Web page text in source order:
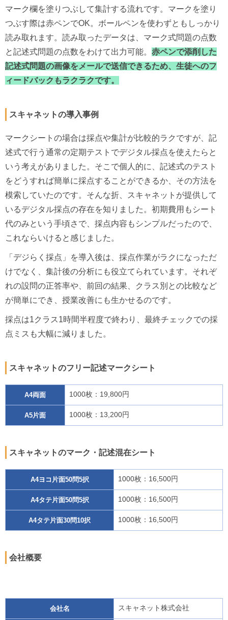
マーク欄を塗りつぶして集計する流れです。マークを塗り
つぶす際は赤ペンでOK。ボールペンを使わずともしっかり
読み取れます。読み取ったデータは、マーク式問題の点数
と記述式問題の点数をわけて出力可能。 赤ペンで添削した
記述式問題の画像をメールで送信できるため、生徒へのフ
ィードバックもラクラクです。
スキャネットの導入事例
マークシートの場合は採点や集計が比較的ラクですが、記
述式で行う通常の定期テストでデジタル採点を使えたらと
いう考えがありました。そこで個人的に、記述式のテスト
をどうすれば簡単に採点することができるか、その方法を
模索していたのです。そんな折、スキャネットが提供して
いるデジタル採点の存在を知りました。初期費用もシート
代のみという手頃さで、採点内容もシンプルだったので、
これならいけると感じました。
「デジらく採点」を導入後は、採点作業がラクになっただ
けでなく、集計後の分析にも役立てられています。それぞ
れの設問の正答率や、前回の結果、クラス別との比較など
が簡単にでき、授業改善にも生かせるのです。
採点は1クラス1時間半程度で終わり、最終チェックでの採
点ミスも大幅に減りました。
スキャネットのフリー記述マークシート
A4両面 1000枚：19,800円
A5片面 1000枚：13,200円
スキャネットのマーク・記述混在シート
A4ヨコ片面50問5択 1000枚：16,500円
A4タテ片面50問5択 1000枚：16,500円
A4タテ片面30問10択 1000枚：16,500円
会社概要
会社名 スキャネット株式会社